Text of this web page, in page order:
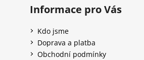
Informace pro Vás
Kdo jsme
Doprava a platba
Obchodní podmínky